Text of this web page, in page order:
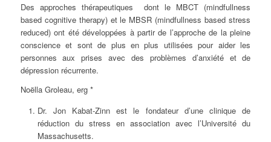
Des approches thérapeutiques dont le MBCT (mindfullness
based cognitive therapy) et le MBSR (mindfullness based stress
reduced) ont été développées à partir de l’approche de la pleine
conscience et sont de plus en plus utilisées pour aider les
personnes aux prises avec des problèmes d’anxiété et de
dépression récurrente.
Noëlla Groleau, erg *
Dr. Jon Kabat-Zinn est le fondateur d’une clinique de
réduction du stress en association avec l’Université du
Massachusetts.